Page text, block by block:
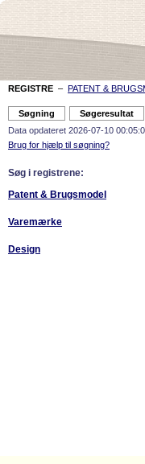
REGISTRE – PATENT &
Data opdateret 2026-07-10
Brug for hjælp til søgning?
Søg i registrene:
Patent & Brugsmodel
Varemærke
Design